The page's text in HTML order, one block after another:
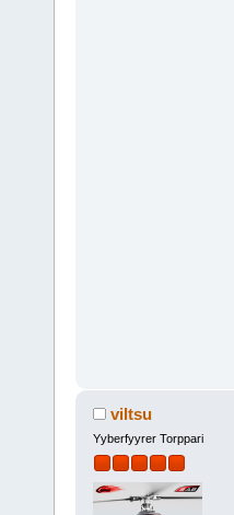
viltsu
Yyberfyyrer Torppari